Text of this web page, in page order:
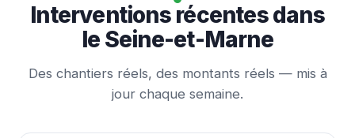
Interventions récentes dans
le Seine-et-Marne
Des chantiers réels, des montants réels — mis à
jour chaque semaine.